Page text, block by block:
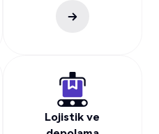
Lojistik ve